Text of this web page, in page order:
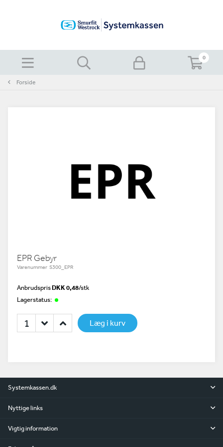
0
Forside
EPR Gebyr
Varenummer S300_EPR
AnbrudsprisDKK 0,48/stk
Lagerstatus:
Læg i kurv
Systemkassen.dk
Nyttige links
Vigtig information